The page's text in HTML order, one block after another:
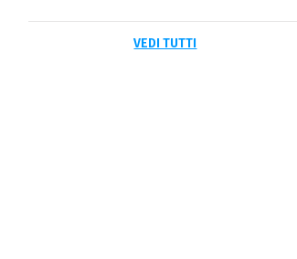
VEDI TUTTI